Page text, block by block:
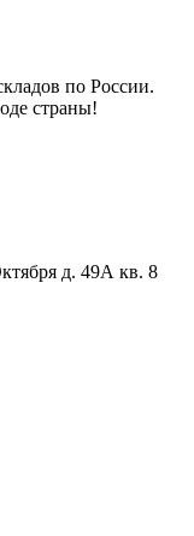
по России.
страны!
д. 49А кв. 8